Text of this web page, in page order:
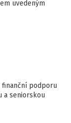
uvedeným
finanční podporu
a seniorskou